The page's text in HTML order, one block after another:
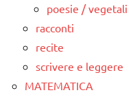
poesie / vegetali
racconti
recite
scrivere e leggere
MATEMATICA